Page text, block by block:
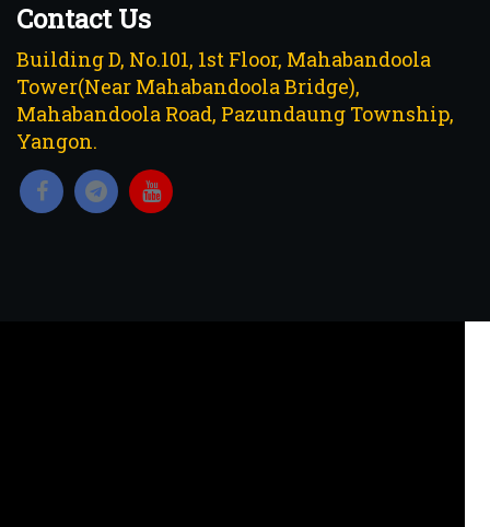
Contact Us
Building D, No.101, 1st Floor, Mahabandoola
Tower(Near Mahabandoola Bridge),
Mahabandoola Road, Pazundaung Township,
Yangon.